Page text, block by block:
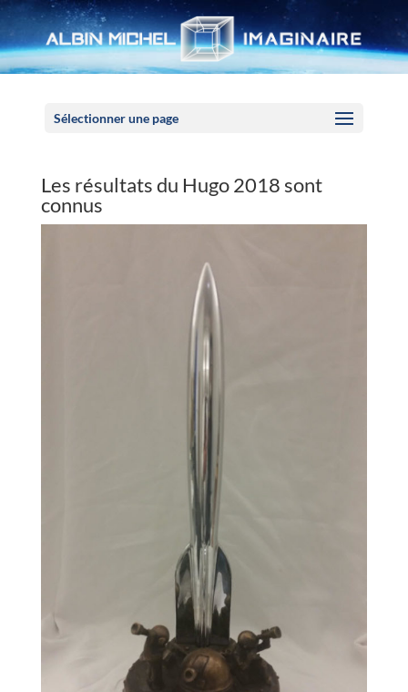
Sélectionner une page
Les résultats du Hugo 2018 sont
connus
Panneau de gestion des cookies